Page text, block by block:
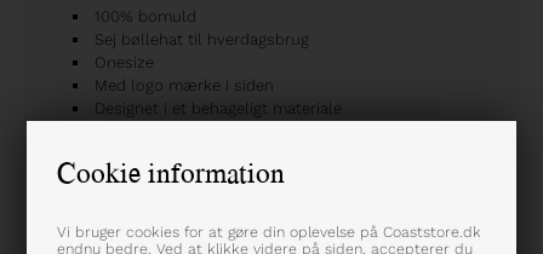
Cookie information
Vi bruger cookies for at gøre din oplevelse på Coaststore.dk
endnu bedre. Ved at klikke videre på siden, accepterer du
100% bomuld
Sej bøllehat til hverdagsbrug
Onesize
Med logo mærke i siden
Designet i et behageligt materiale